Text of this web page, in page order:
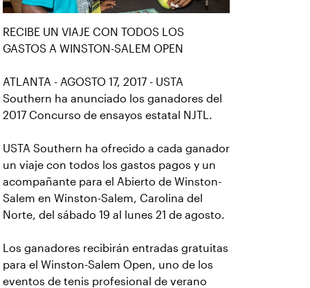
RECIBE UN VIAJE CON TODOS LOS
GASTOS A WINSTON-SALEM OPEN
ATLANTA - AGOSTO 17, 2017 - USTA
Southern ha anunciado los ganadores del
2017 Concurso de ensayos estatal NJTL.
USTA Southern ha ofrecido a cada ganador
un viaje con todos los gastos pagos y un
acompañante para el Abierto de Winston-
Salem en Winston-Salem, Carolina del
Norte, del sábado 19 al lunes 21 de agosto.
Los ganadores recibirán entradas gratuitas
para el Winston-Salem Open, uno de los
eventos de tenis profesional de verano